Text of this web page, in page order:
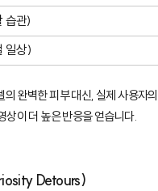
습관)
일상)
의 완벽한 피부 대신, 실제 사용자
상이 더 높은 반응을 얻습니다.
Detours)